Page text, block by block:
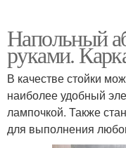
Напольный
руками.
В качестве стойки
наиболее удобный
лампочкой. Также
для выполнения